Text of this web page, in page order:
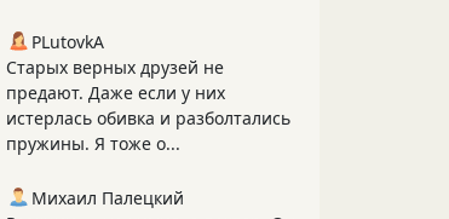
PLutоvkА
Старых верных друзей не
предают. Даже если у них
истерлась обивка и разболтались
пружины. Я тоже о...
Михаил Палецкий